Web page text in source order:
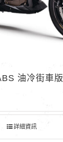
油冷街車版
詳細資訊